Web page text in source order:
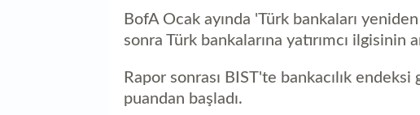
BofA Ocak ayında 'Türk bankaları
sonra Türk bankalarına yatırımcı ilgisinin
Rapor sonrası BIST'te bankacılık
puandan başladı.